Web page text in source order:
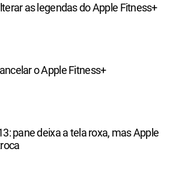
as legendas do Apple Fitness+
o Apple Fitness+
pane deixa a tela roxa, mas Apple